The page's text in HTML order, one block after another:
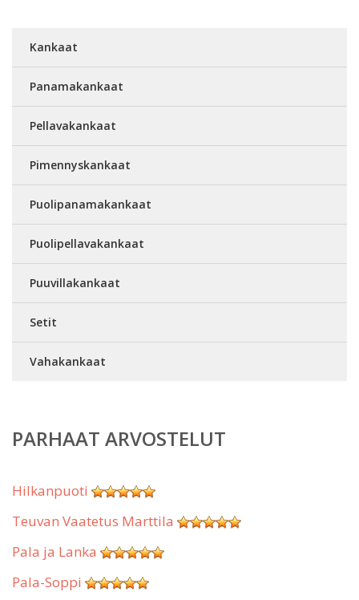
Kankaat
Panamakankaat
Pellavakankaat
Pimennyskankaat
Puolipanamakankaat
Puolipellavakankaat
Puuvillakankaat
Setit
Vahakankaat
PARHAAT ARVOSTELUT
Hilkanpuoti
Teuvan Vaatetus Marttila
Pala ja Lanka
Pala-Soppi